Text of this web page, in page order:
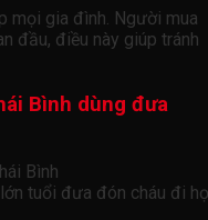
mọi gia đình. Người mua
đầu, điều này giúp tránh
Bình dùng đưa
tuổi đưa đón cháu đi